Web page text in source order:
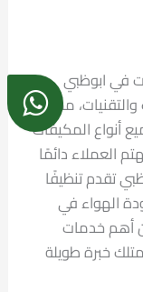
في ابوظبي
مما
أنواع المكيفات
العملاء دائمًا
تقدم تنظيفًا
الهواء في
أهم خدمات
خبرة طويلة